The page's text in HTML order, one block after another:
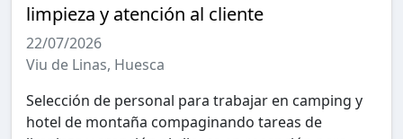
limpieza y atención al cliente
22/07/2026
Viu de Linas, Huesca
Selección de personal para trabajar en camping y
hotel de montaña compaginando tareas de